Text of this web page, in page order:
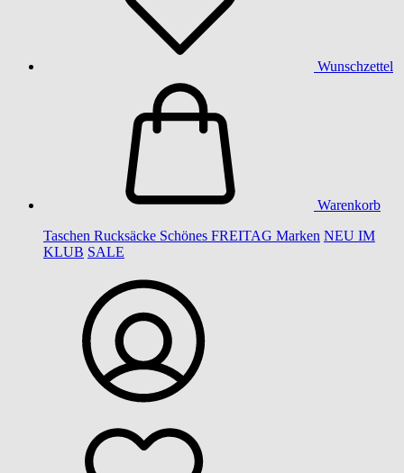
Wunschzettel
Warenkorb
Taschen Rucksäcke Schönes FREITAG Marken NEU IM
KLUB SALE